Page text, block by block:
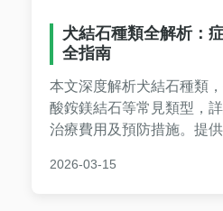
犬結石種類全解析：
全指南
本文深度解析犬結石種類
酸銨鎂結石等常見類型，
治療費用及預防措施。提
專業知識，適合所有寵物飼
2026-03-15